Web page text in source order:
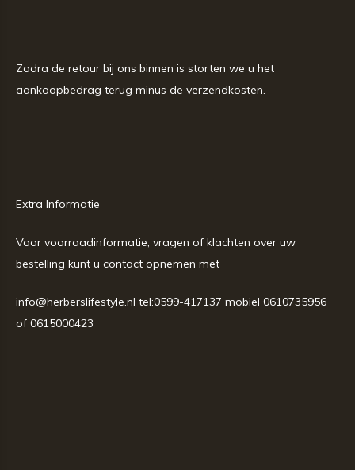
Zodra de retour bij ons binnen is storten we u het
aankoopbedrag terug minus de verzendkosten.
Extra Informatie
Voor voorraadinformatie, vragen of klachten over uw
bestelling kunt u contact opnemen met
info@herberslifestyle.nl tel:0599-417137 mobiel 0610735956
of 0615000423